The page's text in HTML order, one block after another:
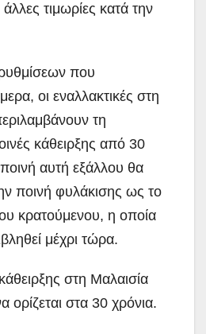
τιμωρίες κατά την
που
οι εναλλακτικές στη
τη
κάθειρξης από 30
αυτή εξάλλου θα
ποινή φυλάκισης ως το
κρατούμενου, η οποία
μέχρι τώρα.
στη Μαλαισία
ορίζεται στα 30 χρόνια.